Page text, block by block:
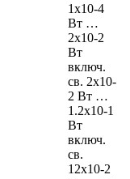
1х10-4
Вт …
2х10-2
Вт
включ.
св. 2х10-
2 Вт …
1.2х10-1
Вт
включ.
св.
12х10-2